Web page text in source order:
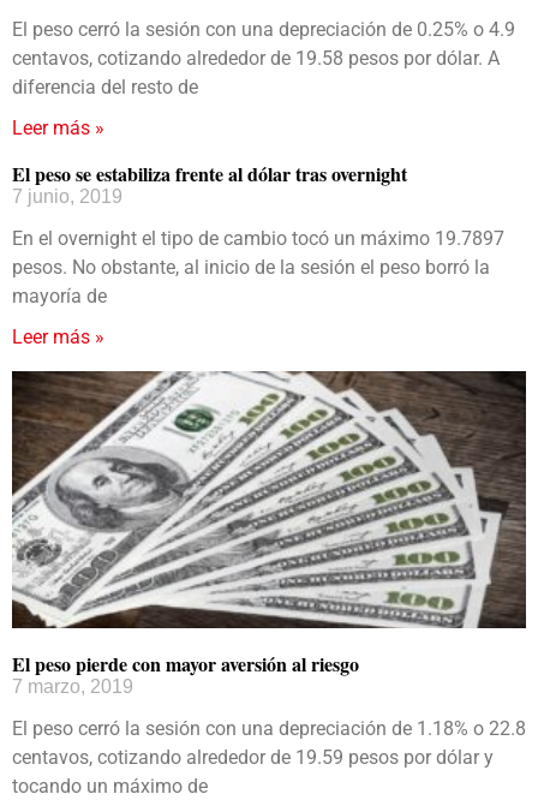
El peso cerró la sesión con una depreciación de 0.25% o 4.9
centavos, cotizando alrededor de 19.58 pesos por dólar. A
diferencia del resto de
Leer más »
El peso se estabiliza frente al dólar tras overnight
7 junio, 2019
En el overnight el tipo de cambio tocó un máximo 19.7897
pesos. No obstante, al inicio de la sesión el peso borró la
mayoría de
Leer más »
El peso pierde con mayor aversión al riesgo
7 marzo, 2019
El peso cerró la sesión con una depreciación de 1.18% o 22.8
centavos, cotizando alrededor de 19.59 pesos por dólar y
tocando un máximo de